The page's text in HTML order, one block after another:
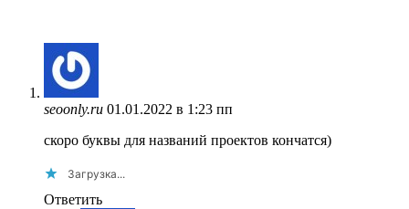
seoonly.ru 01.01.2022 в 1:23 пп
скоро буквы для названий проектов кончатся)
Загрузка...
Ответить